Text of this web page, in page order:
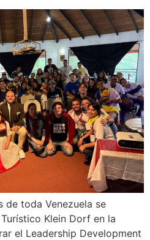
de toda Venezuela se
Klein Dorf en la
el Leadership Development